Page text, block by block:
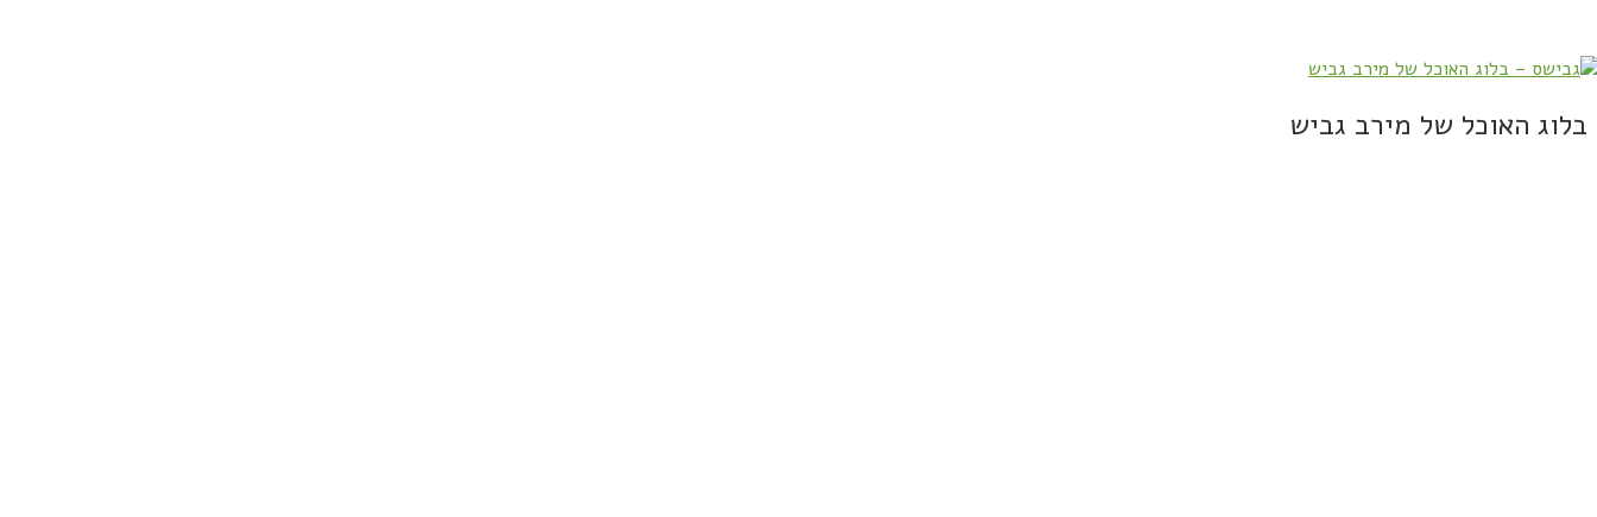
בלוג האוכל של מירב גביש